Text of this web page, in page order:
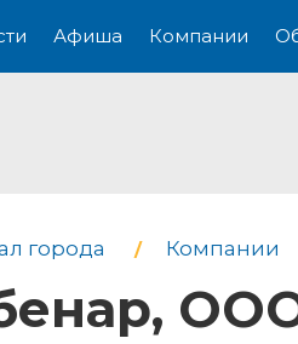
Афиша Компании
города Компании